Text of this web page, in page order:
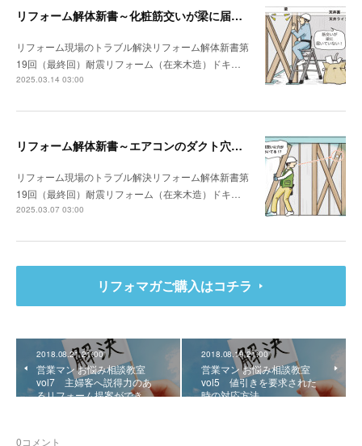
リフォーム解体新書～化粧筋交いが梁に届いていなかった
リフォーム現場のトラブル解決リフォーム解体新書第
19回（最終回）耐震リフォーム（在来木造）ドキ…
2025.03.14 03:00
リフォーム解体新書～エアコンのダクト穴が筋交いを貫通していた
リフォーム現場のトラブル解決リフォーム解体新書第
19回（最終回）耐震リフォーム（在来木造）ドキ…
2025.03.07 03:00
リフォマガご購入はコチラ
2018.08.21 21:00
営業マン お悩み相談教室
vol7 主婦客へ説得力のあ
るリフォーム提案ができ…
2018.08.19 21:00
営業マン お悩み相談教室
vol5 値引きを要求された
時の対応方法
0コメント